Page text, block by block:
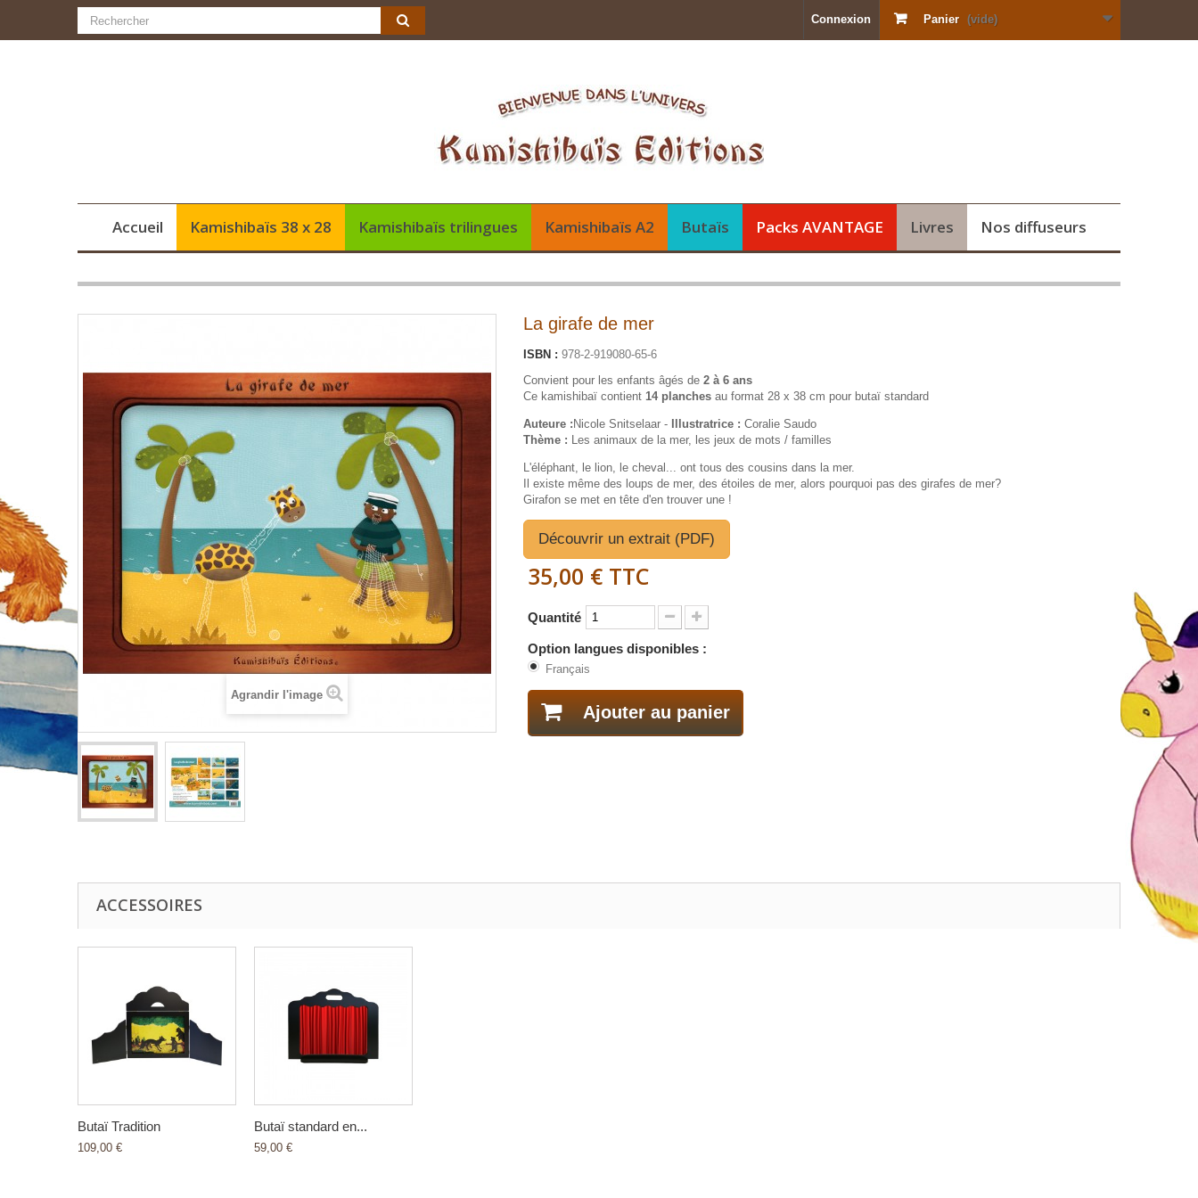
Panier (vide)
Connexion
Accueil Kamishibaïs 38 x 28 Kamishibaïs trilingues Kamishibaïs A2 Butaïs Packs AVANTAGE Livres Nos diffuseurs
Agrandir l'image
La girafe de mer
ISBN : 978-2-919080-65-6
Convient pour les enfants âgés de 2 à 6 ans
Ce kamishibaï contient 14 planches au format 28 x 38 cm pour butaï standard
Auteure : Nicole Snitselaar - Illustratrice : Coralie Saudo
Thème : Les animaux de la mer, les jeux de mots / familles
L'éléphant, le lion, le cheval... ont tous des cousins dans la mer.
Il existe même des loups de mer, des étoiles de mer, alors pourquoi pas des girafes de mer?
Girafon se met en tête d'en trouver une !
Découvrir un extrait (PDF)
35,00 € TTC
Quantité
Option langues disponibles :
Français
Ajouter au panier
ACCESSOIRES
Butaï Tradition
109,00 €
Butaï standard en...
59,00 €